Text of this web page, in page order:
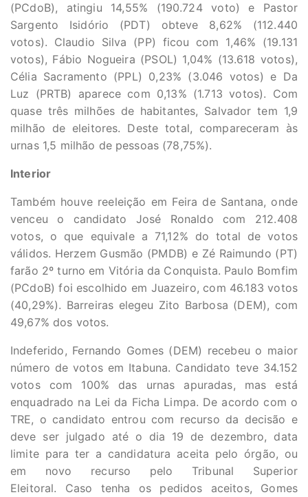
(PCdoB), atingiu 14,55% (190.724 voto) e Pastor
Sargento Isidório (PDT) obteve 8,62% (112.440
votos). Claudio Silva (PP) ficou com 1,46% (19.131
votos), Fábio Nogueira (PSOL) 1,04% (13.618 votos),
Célia Sacramento (PPL) 0,23% (3.046 votos) e Da
Luz (PRTB) aparece com 0,13% (1.713 votos). Com
quase três milhões de habitantes, Salvador tem 1,9
milhão de eleitores. Deste total, compareceram às
urnas 1,5 milhão de pessoas (78,75%).
Interior
Também houve reeleição em Feira de Santana, onde
venceu o candidato José Ronaldo com 212.408
votos, o que equivale a 71,12% do total de votos
válidos. Herzem Gusmão (PMDB) e Zé Raimundo (PT)
farão 2º turno em Vitória da Conquista. Paulo Bomfim
(PCdoB) foi escolhido em Juazeiro, com 46.183 votos
(40,29%). Barreiras elegeu Zito Barbosa (DEM), com
49,67% dos votos.
Indeferido, Fernando Gomes (DEM) recebeu o maior
número de votos em Itabuna. Candidato teve 34.152
votos com 100% das urnas apuradas, mas está
enquadrado na Lei da Ficha Limpa. De acordo com o
TRE, o candidato entrou com recurso da decisão e
deve ser julgado até o dia 19 de dezembro, data
limite para ter a candidatura aceita pelo órgão, ou
em novo recurso pelo Tribunal Superior
Eleitoral. Caso tenha os pedidos aceitos, Gomes